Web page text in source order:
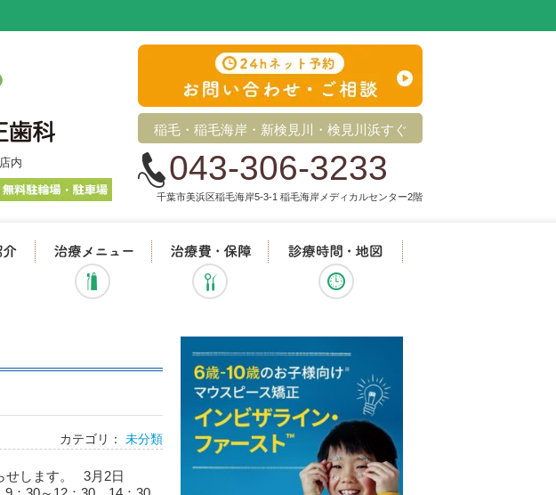
内
稲毛・稲毛海岸・新検見川・検見川浜すぐ
043-306-3233
千葉市美浜区稲毛海岸5-3-1 稲毛海岸メディカルセンター2階
ない治療
スタッフ紹介 治療メニュー 治療費・保証
カテゴリ： 未分類
せします。 3月2日